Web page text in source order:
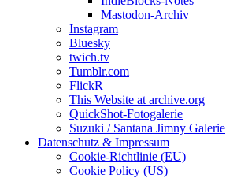
Mastodon-Archiv
Instagram
Bluesky
twich.tv
Tumblr.com
FlickR
This Website at archive.org
QuickShot-Fotogalerie
Suzuki / Santana Jimny Galerie
Datenschutz & Impressum
Cookie-Richtlinie (EU)
Cookie Policy (US)